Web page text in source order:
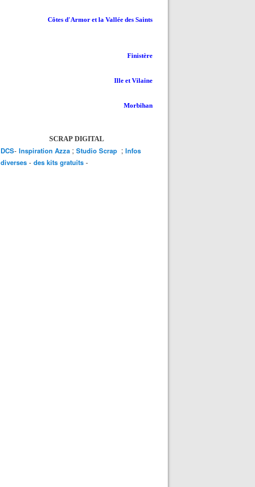
Côtes d'Armor et la Vallée des Saints
Finistère
Ille et Vilaine
Morbihan
SCRAP DIGITAL
DCS- Inspiration Azza ; Studio Scrap ; Infos
diverses - des kits gratuits -